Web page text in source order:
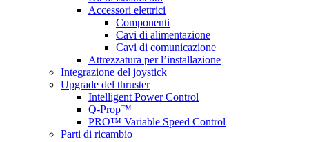
Accessori elettrici
Componenti
Cavi di alimentazione
Cavi di comunicazione
Attrezzatura per l’installazione
Integrazione del joystick
Upgrade del thruster
Intelligent Power Control
Q-Prop™
PRO™ Variable Speed Control
Parti di ricambio